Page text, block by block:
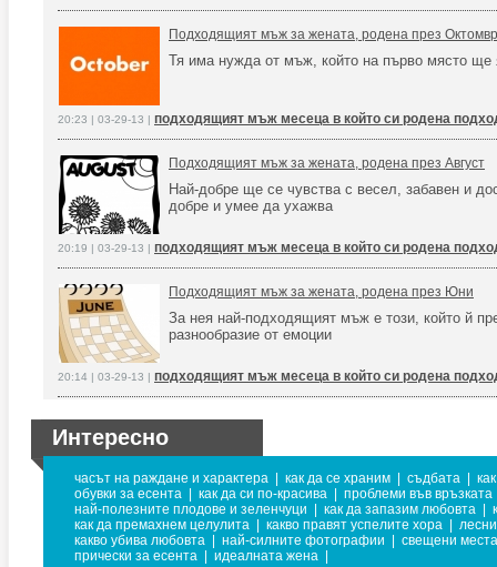
Подходящият мъж за жената, родена през
Тя има нужда от мъж, който на първо място ще
20:23 | 03-29-13 | подходящият мъж месеца в който си родена
Подходящият мъж за жената, родена през Август
Най-добре ще се чувства с весел, забавен и
добре и умее да ухажва
20:19 | 03-29-13 | подходящият мъж месеца в който си родена
Подходящият мъж за жената, родена през Юни
За нея най-подходящият мъж е този, който й
разнообразие от емоции
20:14 | 03-29-13 | подходящият мъж месеца в който си родена
Интересно
часът на раждане и характера как да се храним съдбата
обувки за есента
как да си по-красива
проблеми във връзката
най-полезните плодове и зеленчуци
как да запазим любовта
как да премахнем целулита
какво правят успелите хора
какво убива любовта
най-силните фотографии
свещени
прически за есента
идеалната жена